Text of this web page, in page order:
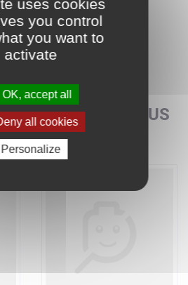
AUSSI VOUS
uses cookies
you control
you want to
activate
OK, accept all
all cookies
Personalize